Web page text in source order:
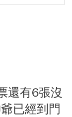
還有6張沒
已經到門